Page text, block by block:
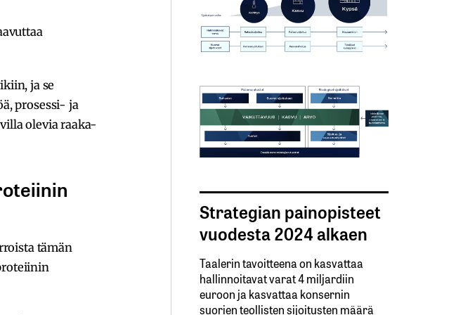
ja se
prosessi- ja
olevia raaka-
tämän
Strategian painopisteet
vuodesta 2024 alkaen
Taalerin tavoitteena on kasvattaa
hallinnoitavat varat 4 miljardiin
euroon ja kasvattaa konsernin
suorien teollisten sijoitusten määrä